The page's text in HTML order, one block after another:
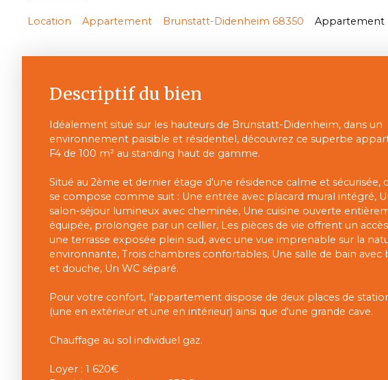
Location Appartement Brunstatt-Didenheim 68350 Appartement
Descriptif du bien
Idéalement situé sur les hauteurs de Brunstatt-Didenheim, dans un
environnement paisible et résidentiel, découvrez ce superbe
F4 de 100 m² au standing haut de gamme.
Situé au 2ème et dernier étage d'une résidence calme et sécurisée,
se compose comme suit : Une entrée avec placard mural intégré,
salon-séjour lumineux avec cheminée, Une cuisine ouverte
équipée, prolongée par un cellier, Les pièces de vie offrent un
une terrasse exposée plein sud, avec une vue imprenable sur la
environnante, Trois chambres confortables, Une salle de bain avec
et douche, Un WC séparé.
Pour votre confort, l'appartement dispose de deux places de
(une en extérieur et une en intérieur) ainsi que d'une grande cave.
Chauffage au sol individuel gaz.
Loyer : 1 620€